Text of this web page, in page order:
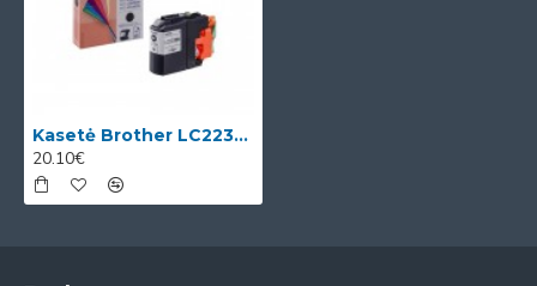
Kasetė Brother LC223BK OEM
20.10€